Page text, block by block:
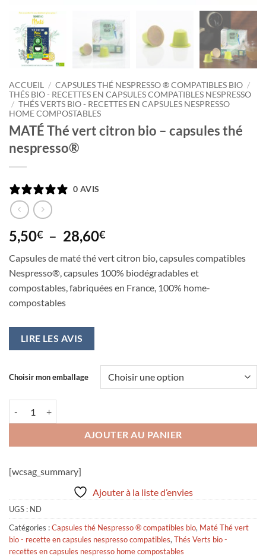
ACCUEIL / CAPSULES THÉ NESPRESSO ® COMPATIBLES BIO /
THÉS BIO - RECETTES EN CAPSULES COMPATIBLES NESPRESSO
/ THÉS VERTS BIO - RECETTES EN CAPSULES NESPRESSO
HOME COMPOSTABLES
MATÉ Thé vert citron bio – capsules thé
nespresso®
0 AVIS
5,50€ – 28,60€Plage
prix :
5,50€
à
Capsules de maté thé vert citron bio, capsules compatibles
Nespresso®, capsules 100% biodégradables et
compostables, fabriquées en France, 100% home-
compostables
LIRE LES AVIS
Choisir mon emballage
AJOUTER AU PANIER
[wcsag_summary]
Ajouter à la liste d’envies
UGS : ND
Catégories :Capsules thé Nespresso ® compatibles bio, Maté Thé vert
bio - recette en capsules nespresso compatibles, Thés Verts bio -
recettes en capsules nespresso home compostables